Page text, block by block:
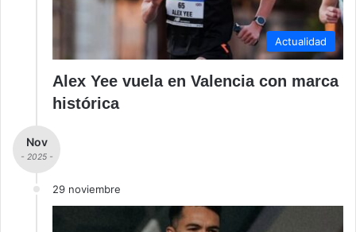
Actualidad
Alex Yee vuela en Valencia con marca
histórica
Nov
- 2025 -
29 noviembre